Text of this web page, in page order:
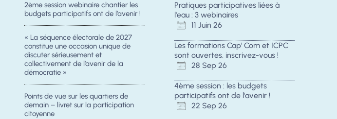
2ème session webinaire chantier les
budgets participatifs ont de l’avenir !
« La séquence électorale de 2027
constitue une occasion unique de
discuter sérieusement et
collectivement de l’avenir de la
démocratie »
Points de vue sur les quartiers de
demain – livret sur la participation
citoyenne
Pratiques participatives liées à
l'eau : 3 webinaires
11 Juin 26
Les formations Cap' Com et ICPC
sont ouvertes, inscrivez-vous !
28 Sep 26
4ème session : les budgets
participatifs ont de l'avenir !
22 Sep 26